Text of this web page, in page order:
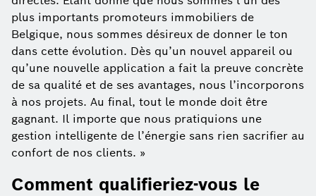
plus importants promoteurs immobiliers de
Belgique, nous sommes désireux de donner le ton
dans cette évolution. Dès qu’un nouvel appareil ou
qu’une nouvelle application a fait la preuve concrète
de sa qualité et de ses avantages, nous l’incorporons
à nos projets. Au final, tout le monde doit être
gagnant. Il importe que nous pratiquions une
gestion intelligente de l’énergie sans rien sacrifier au
confort de nos clients. »
Comment qualifieriez-vous le